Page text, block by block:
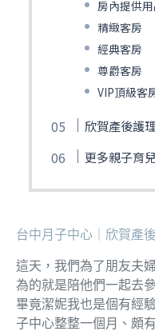
房內提供
精緻客房
經典客房
尊爵客房
VIP頂級客
欣賀產後護
更多親子育
台中月子中心｜欣賀產
這天，我們為了朋友夫
為的就是陪他們一起去
畢竟潔妮我也是個有經
子中心整整一個月、頗